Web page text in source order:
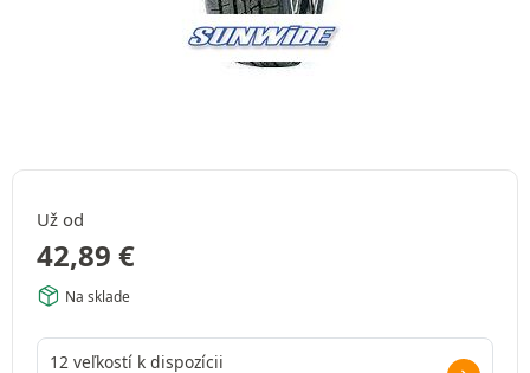
Už od
42,89 €
Na sklade
12 veľkostí k dispozícii